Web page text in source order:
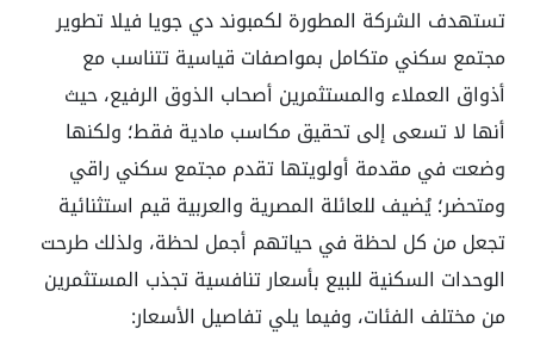
تستهدف الشركة المطورة لكمبوند دي جويا فيلا تطوير
مجتمع سكني متكامل بمواصفات قياسية تتناسب مع
أذواق العملاء والمستثمرين أصحاب الذوق الرفيع، حيث
أنها لا تسعى إلى تحقيق مكاسب مادية فقط؛ ولكنها
وضعت في مقدمة أولويتها تقدم مجتمع سكني راقي
ومتحضر؛ يُضيف للعائلة المصرية والعربية قيم استثنائية
تجعل من كل لحظة في حياتهم أجمل لحظة، ولذلك طرحت
الوحدات السكنية للبيع بأسعار تنافسية تجذب المستثمرين
من مختلف الفئات، وفيما يلي تفاصيل الأسعار: